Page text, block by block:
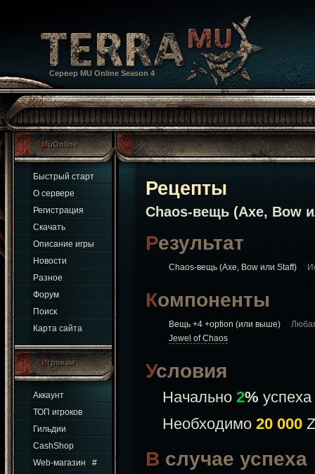
Сервер MU Online Season 4
MuOnline
Быстрый старт
О сервере
Регистрация
Скачать
Описание игры
Новости
Разное
Форум
Поиск
Карта сайта
Игрокам
Аккаунт
ТОП игроков
Гильдии
CashShop
Web-магазин
#
Рецепты
Chaos-вещь (Axe, Bow
Результат
Chaos-вещь (Axe, Bow или Staff)
Компоненты
Вещь +4 +option (или выше)
Jewel of Chaos
Условия
Начально 2% успеха
Необходимо 20 000
В случае успеха